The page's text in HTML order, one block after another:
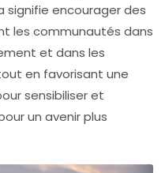
signifie encourager des
les communautés dans
et dans les
en favorisant une
sensibiliser et
un avenir plus